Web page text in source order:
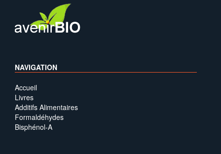
NAVIGATION
Accueil
Livres
Additifs Alimentaires
Formaldéhydes
Bisphénol-A